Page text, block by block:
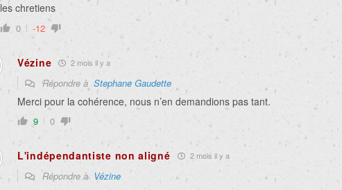
les chretiens
0 -12
Vézine 2 mois il y a
Répondre à Stephane Gaudette
Merci pour la cohérence, nous n’en demandions pas tant.
9 0
L'indépendantiste non aligné 2 mois il y a
Répondre à Vézine